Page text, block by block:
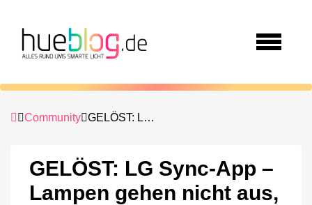
Community GELÖST: LG Sync-App – Lampen gehen nicht aus, wenn TV ausgeschaltet wird
GELÖST: LG Sync-App –
Lampen gehen nicht aus,